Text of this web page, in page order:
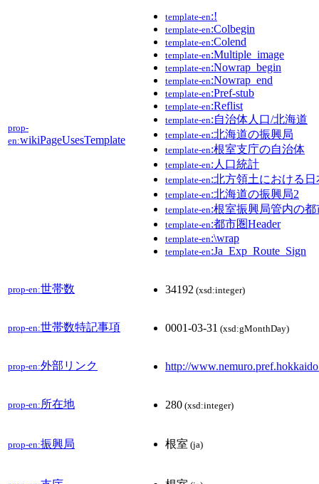
prop-
en:wikiPageUsesTemplate
template-en:!
template-en:Colbegin
template-en:Colend
template-en:Multiple_image
template-en:Nowrap_begin
template-en:Nowrap_end
template-en:Pref-stub
template-en:Reflist
template-en:自治体人口/北海道
template-en:北海道の振興局
template-en:根室支庁の自治体
template-en:人口統計
template-en:北方領土における
template-en:北海道の振興局2
template-en:根室振興局管内の
template-en:都市圏Header
template-en:\wrap
template-en:Ja_Exp_Route_Sign
prop-en:世帯数 34192 (xsd:integer)
prop-en:世帯数特記事項 0001-03-31 (xsd:gMonthDay)
prop-en:外部リンク http://
prop-en: 所在地 280 (xsd:integer)
prop-en:振興局 根室 (ja)